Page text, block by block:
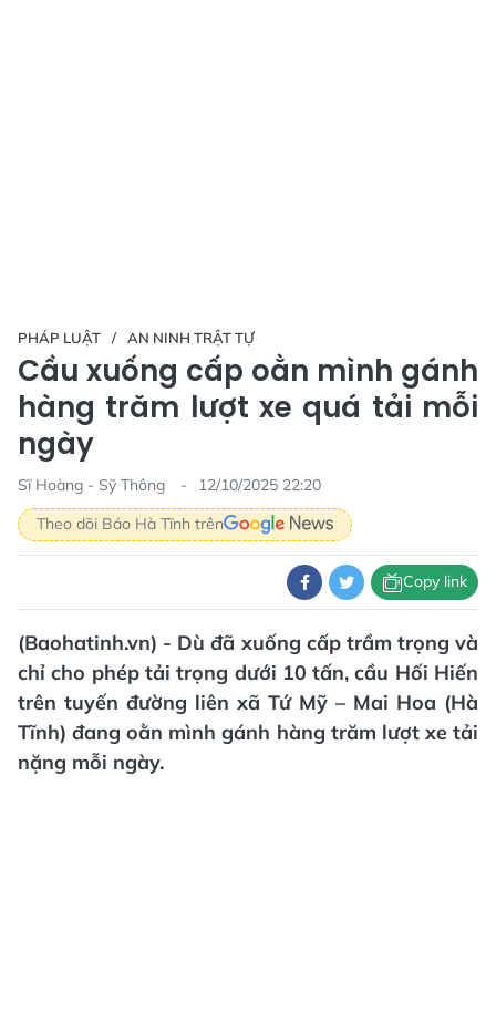
PHÁP LUẬT AN NINH TRẬT TỰ
Cầu xuống cấp oằn mình gánh
hàng trăm lượt xe quá tải mỗi
ngày
Sĩ Hoàng - Sỹ Thông
12/10/2025 22:20
Theo dõi Báo Hà Tĩnh trên
Copy link
(Baohatinh.vn) - Dù đã xuống cấp trầm trọng và
chỉ cho phép tải trọng dưới 10 tấn, cầu Hối Hiến
trên tuyến đường liên xã Tứ Mỹ – Mai Hoa (Hà
Tĩnh) đang oằn mình gánh hàng trăm lượt xe tải
nặng mỗi ngày.